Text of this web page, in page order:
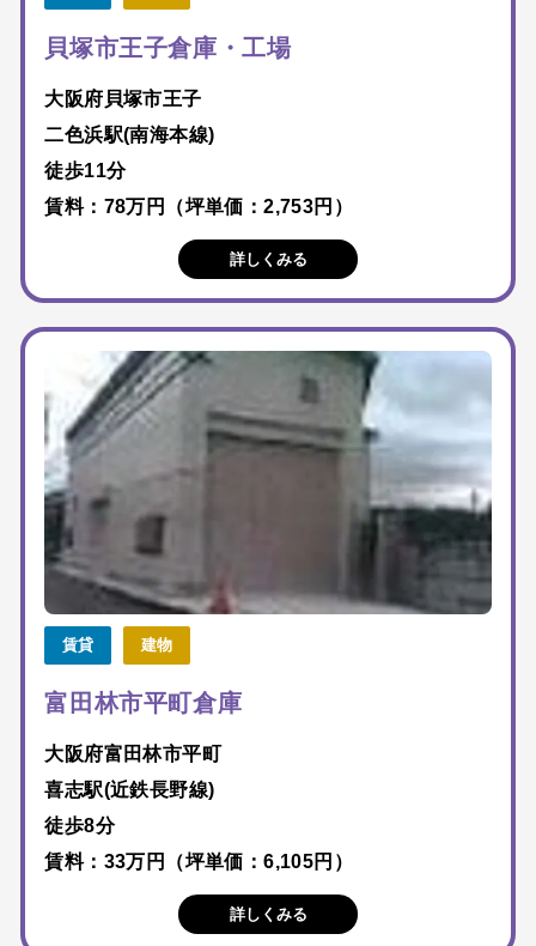
貝塚市王子倉庫・工場
大阪府貝塚市王子
二色浜駅(南海本線)
徒歩11分
賃料：78万円（坪単価：2,753円）
詳しくみる
賃貸 建物
富田林市平町倉庫
大阪府富田林市平町
喜志駅(近鉄長野線)
徒歩8分
賃料：33万円（坪単価：6,105円）
詳しくみる